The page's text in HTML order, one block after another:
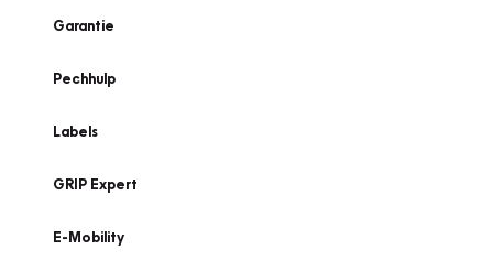
Garantie
Pechhulp
Labels
GRIP Expert
E-Mobility